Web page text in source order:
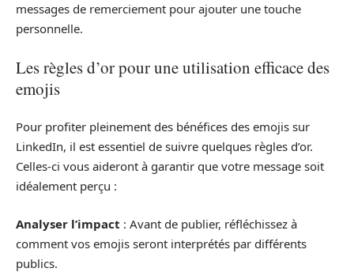
messages de remerciement pour ajouter une touche
personnelle.
Les règles d’or pour une utilisation efficace des
emojis
Pour profiter pleinement des bénéfices des emojis sur
LinkedIn, il est essentiel de suivre quelques règles d’or.
Celles-ci vous aideront à garantir que votre message soit
idéalement perçu :
Analyser l’impact : Avant de publier, réfléchissez à
comment vos emojis seront interprétés par différents
publics.